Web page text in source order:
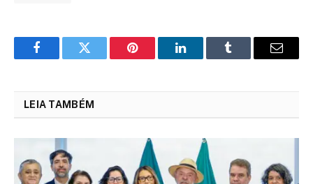
FacebookTwitter Pinterest LinkedInTumblr Email
LEIA TAMBÉM